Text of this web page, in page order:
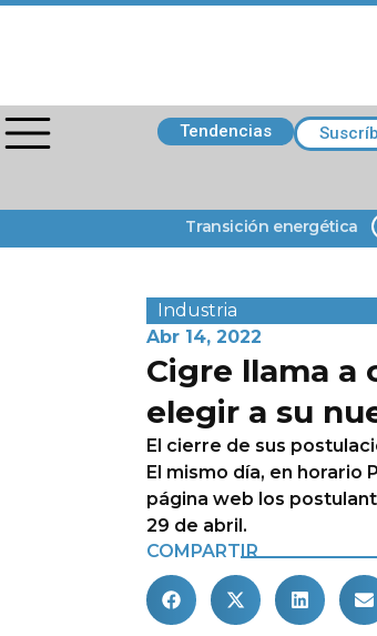
Tendencias
Transición energética
Industria
Abr 14, 2022
Cigre llama a
elegir a su
El cierre de sus
El mismo día, en horario
página web los
29 de abril.
COMPARTIR